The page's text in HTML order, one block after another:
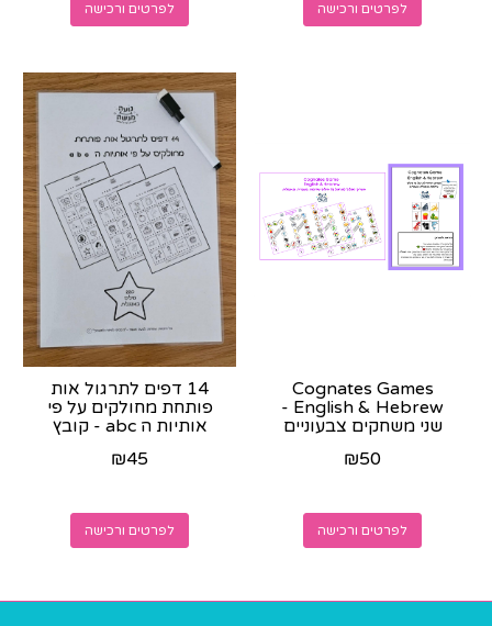
לפרטים ורכישה לפרטים ורכישה
Cognates Games
English & Hebrew -
שני משחקים צבעוניים
₪50
לפרטים ורכישה
14 דפים לתרגול אות
פותחת מחולקים על פי
אותיות ה abc - קובץ
₪45
לפרטים ורכישה